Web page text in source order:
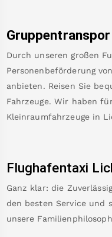
Durch unseren großen
Personenbeförderung
anbieten. Reisen Sie
Fahrzeuge. Wir haben
Kleinraumfahrzeuge in
Flughafentaxi
Ganz klar: die
den besten Service und
unsere